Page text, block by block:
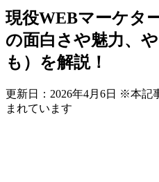
現役WEBマーケタ
の面白さや魅力、
も）を解説！
更新日： 2026年4月6日 ※本記
まれています